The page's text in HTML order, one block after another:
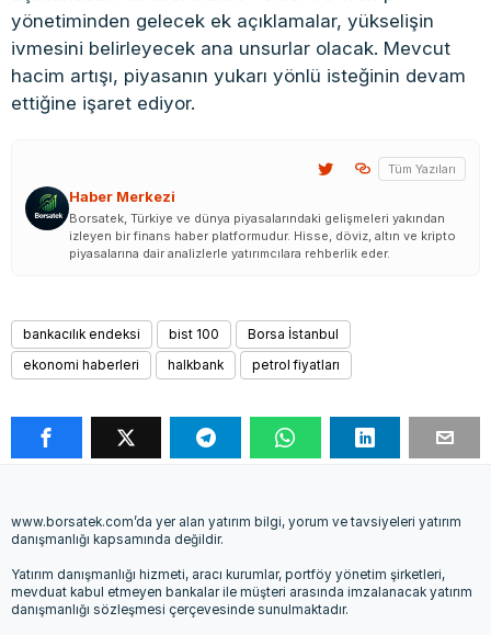
yönetiminden gelecek ek açıklamalar, yükselişin
ivmesini belirleyecek ana unsurlar olacak. Mevcut
hacim artışı, piyasanın yukarı yönlü isteğinin devam
ettiğine işaret ediyor.
Haber Merkezi
Tüm Yazıları
Borsatek, Türkiye ve dünya piyasalarındaki gelişmeleri yakından
izleyen bir finans haber platformudur. Hisse, döviz, altın ve kripto
piyasalarına dair analizlerle yatırımcılara rehberlik eder.
bankacılık endeksi bist 100
Borsa İstanbul
ekonomi haberleri
halkbank petrol fiyatları
www.borsatek.com’da yer alan yatırım bilgi, yorum ve tavsiyeleri yatırım
danışmanlığı kapsamında değildir.
Yatırım danışmanlığı hizmeti, aracı kurumlar, portföy yönetim şirketleri,
mevduat kabul etmeyen bankalar ile müşteri arasında imzalanacak yatırım
danışmanlığı sözleşmesi çerçevesinde sunulmaktadır.